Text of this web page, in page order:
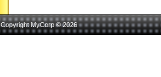
Copyright MyCorp © 2026